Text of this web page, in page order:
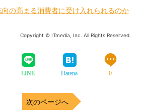
向の高まる消費者に受け入れられるのか
Copyright © ITmedia, Inc. All Rights Reserved.
LINE Hatena 0
次のページへ